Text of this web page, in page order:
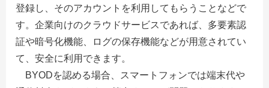
登録し、そのアカウントを利用してもらうことなどで
す。企業向けのクラウドサービスであれば、多要素認
証や暗号化機能、ログの保存機能などが用意されてい
て、安全に利用できます。
BYODを認める場合、スマートフォンでは端末代や